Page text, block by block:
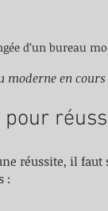
d’un bureau
moderne en
pour
réussite, il
: